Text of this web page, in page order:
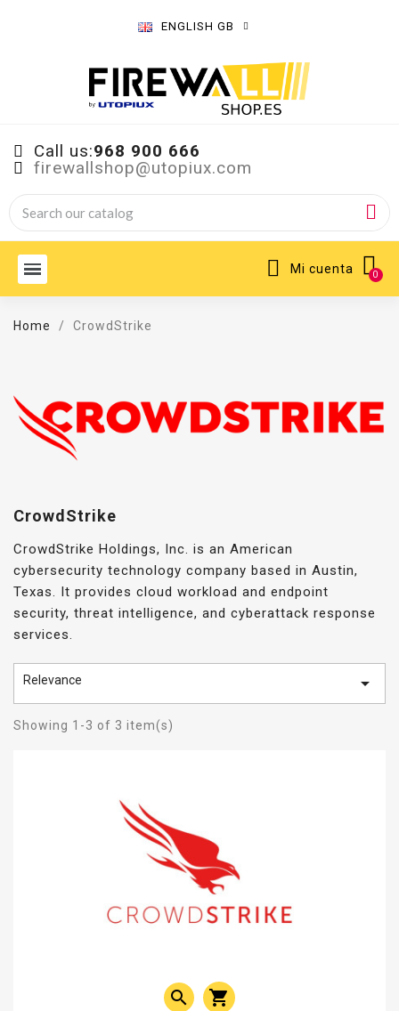
ENGLISH GB
Call us:968 900 666
firewallshop@utopiux.com
Mi cuenta
Home CrowdStrike
CrowdStrike
CrowdStrike Holdings, Inc. is an American
cybersecurity technology company based in Austin,
Texas. It provides cloud workload and endpoint
security, threat intelligence, and cyberattack response
services.
Relevance 
Showing 1-3 of 3 item(s)
 